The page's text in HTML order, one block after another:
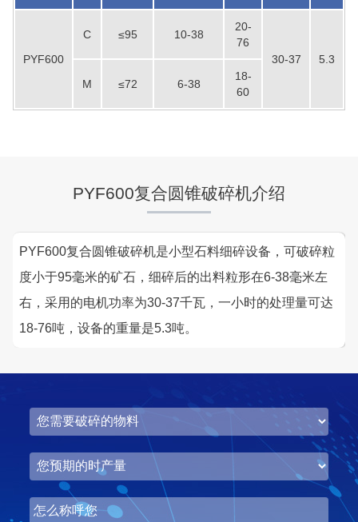
PYF600
C ≤95 10-38
20-
76
30-37
5.3
M
≤72 6-38
18-
60
PYF600复合圆锥破碎机介绍
PYF600复合圆锥破碎机是小型石料细碎设备，可破碎粒
度小于95毫米的矿石，细碎后的出料粒形在6-38毫米左
右，采用的电机功率为30-37千瓦，一小时的处理量可达
18-76吨，设备的重量是5.3吨。